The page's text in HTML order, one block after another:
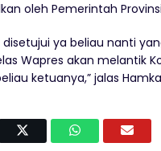
oleh Pemerintah
disetujui ya beliau nanti
Wapres akan melantik
ketuanya,” jalas